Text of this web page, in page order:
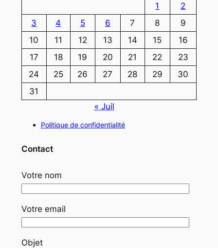
1
2
3
4 5 6 7 8
9
10
11 12 13 14 15
16
17
18 19 20 21 22
23
24
25 26 27 28 29
30
31
« Juil
Politique de confidentialité
Contact
Votre nom
Votre email
Objet